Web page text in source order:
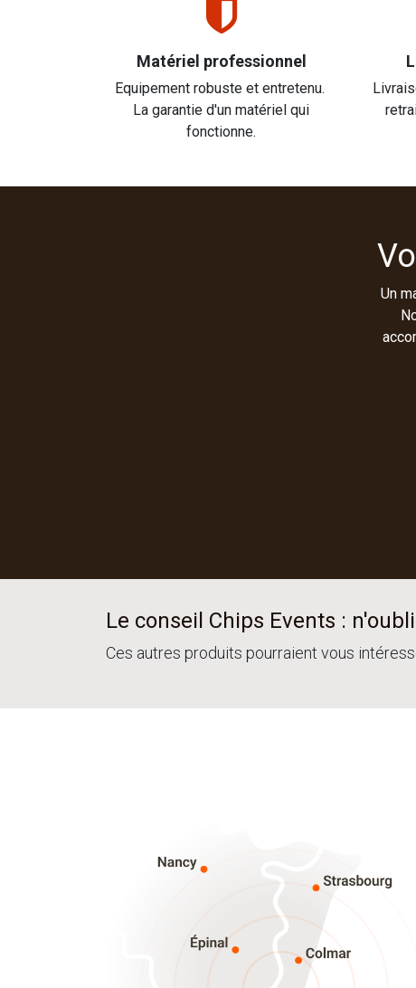
Matériel professionnel
Equipement robuste et entretenu.
La garantie d'un matériel qui
fonctionne.
Un
Le conseil Chips Events :
Ces autres produits pourraient vous